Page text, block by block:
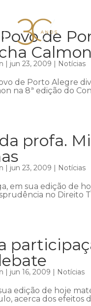
de
Calmon
| jun 23, 2009 | Notícias
de Porto Alegre
na 8ª edição do
profa.
| jun 23, 2009 | Notícias
em sua edição de
no Direito
| jun 16, 2009 | Notícias
edição de hoje
acerca dos